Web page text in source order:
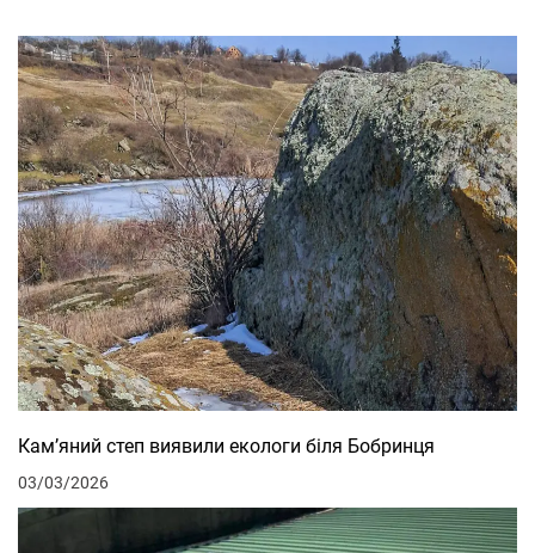
Кам’яний степ виявили екологи біля Бобринця
03/03/2026